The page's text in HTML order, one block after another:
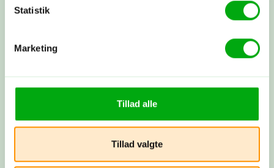
Statistik
Marketing
Tillad alle
Tillad valgte
konkurrencer og tilbud på rejser.
Email
Navn